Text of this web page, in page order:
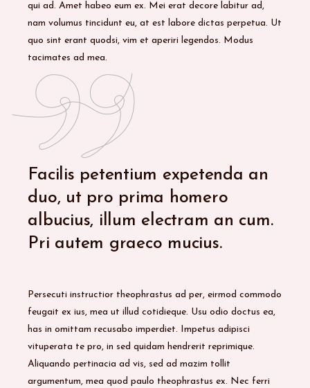
qui ad. Amet habeo eum ex. Mei erat decore labitur ad,
nam volumus tincidunt eu, at est labore dictas perpetua. Ut
quo sint erant quodsi, vim et aperiri legendos. Modus
tacimates ad mea.
Facilis petentium expetenda an
duo, ut pro prima homero
albucius, illum electram an cum.
Pri autem graeco mucius.
Persecuti instructior theophrastus ad per, eirmod commodo
feugait ex ius, mea ut illud cotidieque. Usu odio doctus ea,
has in omittam recusabo imperdiet. Impetus adipisci
vituperata te pro, in sed quidam hendrerit reprimique.
Aliquando pertinacia ad vis, sed ad mazim tollit
argumentum, mea quod paulo theophrastus ex. Nec ferri